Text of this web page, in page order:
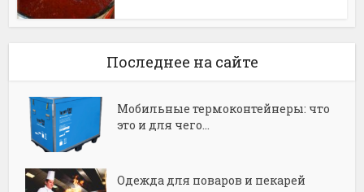
Последнее на сайте
Мобильные термоконтейнеры: что
это и для чего...
Одежда для поваров и пекарей